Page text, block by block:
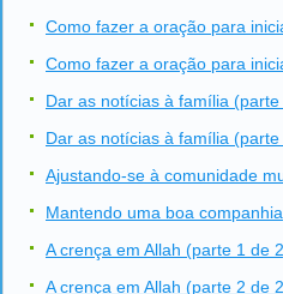
Como fazer a oração para
Como fazer a oração para
Dar as notícias à família (parte
Dar as notícias à família (parte
Ajustando-se à comunidade
Mantendo uma boa companhia
A crença em Allah (parte 1 de
A crença em Allah (parte 2 de